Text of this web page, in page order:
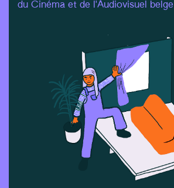
du Cinéma et de l'Audiovisuel belge